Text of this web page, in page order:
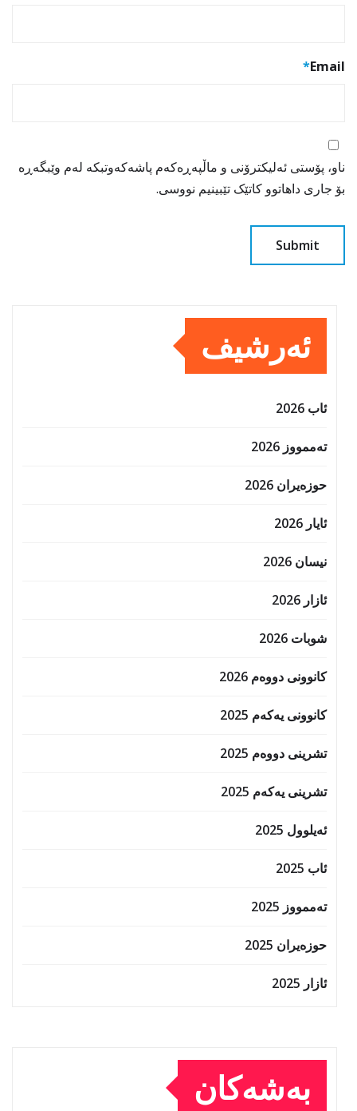
Email
*
ناو، پۆستی ئەلیکترۆنی و ماڵپەڕەکەم پاشەکەوتبکە لەم وێبگەڕە
بۆ جاری داهاتوو کاتێک تێبینیم نووسی.
ئەرشیف
ئاب 2026
تەممووز 2026
حوزه‌یران 2026
ئایار 2026
نیسان 2026
ئازار 2026
شوبات 2026
کانوونی دووەم 2026
کانوونی یەکەم 2025
تشرینی دووەم 2025
تشرینی یەکەم 2025
ئەیلوول 2025
ئاب 2025
تەممووز 2025
حوزه‌یران 2025
ئازار 2025
بەشەکان